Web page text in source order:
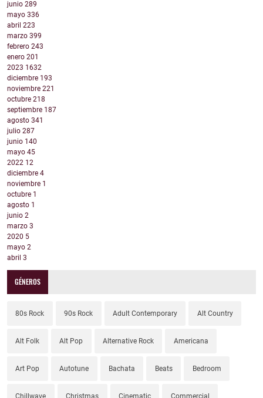
junio 289
mayo 336
abril 223
marzo 399
febrero 243
enero 201
2023 1632
diciembre 193
noviembre 221
octubre 218
septiembre 187
agosto 341
julio 287
junio 140
mayo 45
2022 12
diciembre 4
noviembre 1
octubre 1
agosto 1
junio 2
marzo 3
2020 5
mayo 2
abril 3
GÉNEROS
80s Rock 90s Rock Adult Contemporary Alt Country
Alt Folk Alt Pop Alternative Rock Americana
Art Pop Autotune Bachata Beats Bedroom
Chillwave Christmas Cinematic Commercial